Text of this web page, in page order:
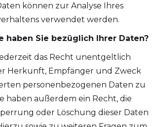
können zur Analyse Ihres
verwendet werden.
haben Sie bezüglich Ihrer Daten?
das Recht unentgeltlich
Herkunft, Empfänger und Zweck
personenbezogenen Daten zu
haben außerdem ein Recht, die
oder Löschung dieser Daten